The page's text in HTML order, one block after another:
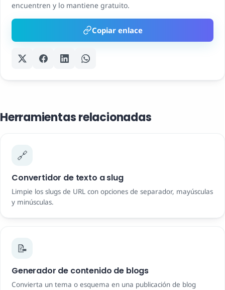
encuentren y lo mantiene gratuito.
Copiar enlace
Herramientas relacionadas
🔗
Convertidor de texto a slug
Limpie los slugs de URL con opciones de separador, mayúsculas
y minúsculas.
📝
Generador de contenido de blogs
Convierta un tema o esquema en una publicación de blog